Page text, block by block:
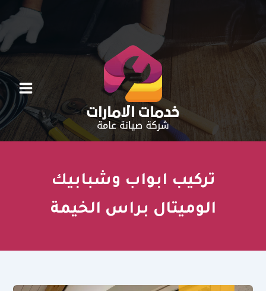
تركيب ابواب وشبابيك
الوميتال براس الخيمة